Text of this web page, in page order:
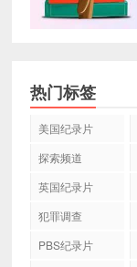
热门标签
美国纪录片
探索频道
英国纪录片
犯罪调查
PBS纪录片